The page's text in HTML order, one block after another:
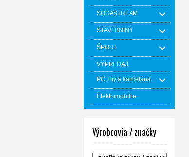
SODASTREAM
STAVEBNINY
ŠPORT
VÝPREDAJ
PC, hry a kancelária
Elektromobilita
Výrobcovia / značky